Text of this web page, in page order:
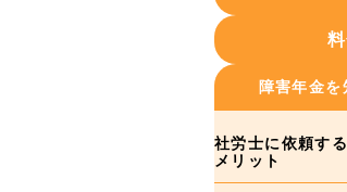
障害年金を
社労士に依頼する
メリット